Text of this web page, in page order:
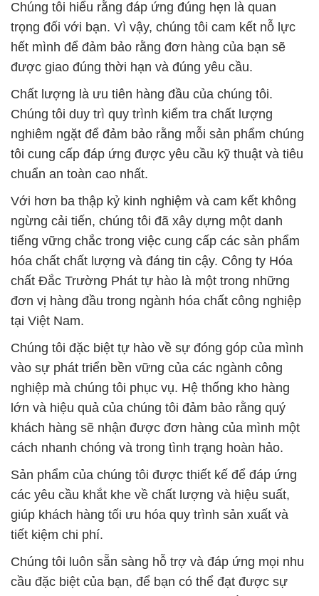
Cảm ơn bạn đã quan tâm và hãy liên hệ với chúng
tôi nếu bạn cần thêm thông tin hoặc muốn hợp tác
với chúng tôi trong tương lai.
# Địa chỉ bán ▲ thương mại Hóa Chất Công Nghiệp
hóa chất Xút Hạt © Sodium Hyđroxide
# Đơn vị thương mại / bán Hóa Chất Công Nghiệp
hóa chất Xút Hạt © Sodium Hyđroxide
# Địa chỉ chuyên kinh doanh ÷ bán Hóa Chất Công
Nghiệp hóa chất Xút Hạt © Sodium Hyđroxide
# Đơn vị kinh doanh \ phân phối Hóa Chất Công
Nghiệp hóa chất Xút Hạt © Sodium Hyđroxide
# Địa chỉ bán × phân phối Hóa Chất Công Nghiệp
hóa chất Xút Hạt © Sodium Hyđroxide
# Đơn vị chuyên phân phối > cung cấp Hóa Chất
Công Nghiệp hóa chất Xút Hạt © Sodium Hyđroxide
# Công ty chuyên phân phối ß cung ứng Hóa Chất
# Cty chuyên thương mại × cung cấp Hóa Chất
Công Nghiệp hóa chất Xút Hạt © Sodium Hyđroxide
# Đơn vị chuyên thương mại § cung cấp Hóa Chất
Công Nghiệp hóa chất Xút Hạt © Sodium Hyđroxide
# Nơi chuyên phân phối ■ cung cấp Hóa Chất Công
Nghiệp hóa chất Xút Hạt © Sodium Hyđroxide
# Cung cấp » thương mại Hóa Chất Công Nghiệp
hóa chất Xút Hạt © Sodium Hyđroxide
PHÒNG KINH DOANH – CÔNG TY HÓA CHẤT
ĐẮC TRƯỜNG PHÁT🌐
🌐 Website: https://hoachatviet.net/